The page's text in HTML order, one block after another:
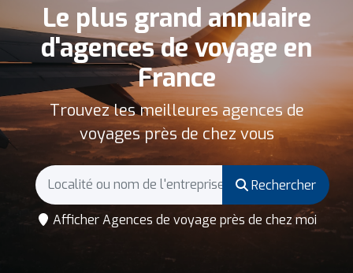
Le plus grand annuaire
d'agences de voyage en
France
Trouvez les meilleures agences de
voyages près de chez vous
Rechercher
Afficher Agences de voyage près de chez moi